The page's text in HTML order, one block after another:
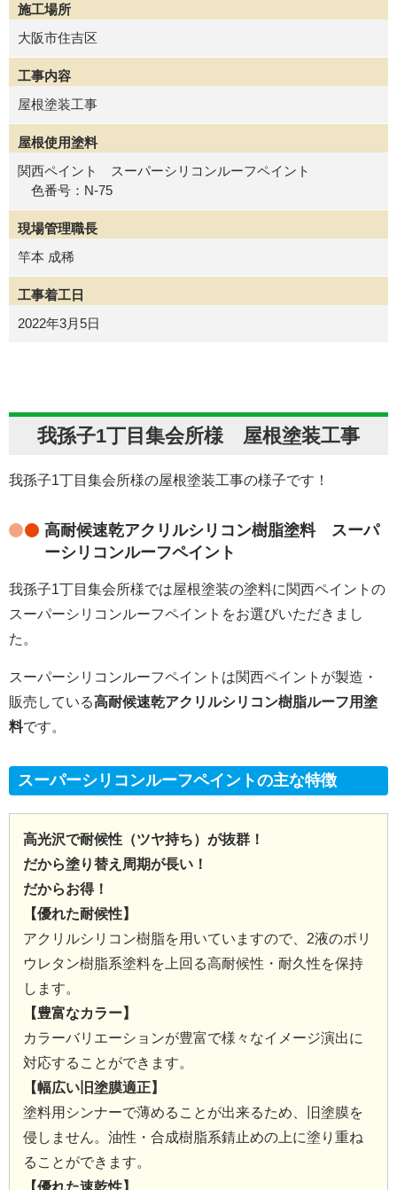
施工場所
大阪市住吉区
工事内容
屋根塗装工事
屋根使用塗料
関西ペイント スーパーシリコンルーフペイント
色番号：N-75
現場管理職長
竿本 成稀
工事着工日
2022年3月5日
我孫子1丁目集会所様 屋根塗装工事
我孫子1丁目集会所様の屋根塗装工事の様子です！
高耐候速乾アクリルシリコン樹脂塗料 スーパ
ーシリコンルーフペイント
我孫子1丁目集会所様では屋根塗装の塗料に関西ペイントの
スーパーシリコンルーフペイントをお選びいただきまし
た。
スーパーシリコンルーフペイントは関西ペイントが製造・
販売している高耐候速乾アクリルシリコン樹脂ルーフ用塗
料です。
スーパーシリコンルーフペイントの主な特徴
高光沢で耐候性（ツヤ持ち）が抜群！
だから塗り替え周期が長い！
だからお得！
【優れた耐候性】
アクリルシリコン樹脂を用いていますので、2液のポリ
ウレタン樹脂系塗料を上回る高耐候性・耐久性を保持
します。
【豊富なカラー】
カラーバリエーションが豊富で様々なイメージ演出に
対応することができます。
【幅広い旧塗膜適正】
塗料用シンナーで薄めることが出来るため、旧塗膜を
侵しません。油性・合成樹脂系錆止めの上に塗り重ね
ることができます。
【優れた速乾性】